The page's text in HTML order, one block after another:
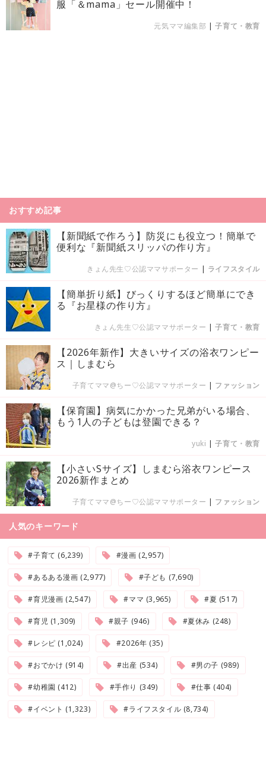
服「＆mama」セール開催中！
元気ママ編集部 |子育て・教育
おすすめ記事
【新聞紙で作ろう】防災にも役立つ！簡単で
便利な『新聞紙スリッパの作り方』
きょん先生♡公認ママサポーター | ライフスタイル
【簡単折り紙】びっくりするほど簡単にでき
る『お星様の作り方』
きょん先生♡公認ママサポーター |子育て・教育
【2026年新作】大きいサイズの浴衣ワンピー
ス｜しまむら
子育てママ@ちー♡公認ママサポーター | ファッション
【保育園】病気にかかった兄弟がいる場合、
もう1人の子どもは登園できる？
yuki |子育て・教育
【小さいSサイズ】しまむら浴衣ワンピース
2026新作まとめ
子育てママ@ちー♡公認ママサポーター | ファッション
人気のキーワード
#子育て (6,239) #漫画 (2,957)
#あるある漫画 (2,977) #子ども (7,690)
#育児漫画 (2,547) #ママ (3,965) #夏 (517)
#育児 (1,309) #親子 (946) #夏休み (248)
#レシピ (1,024) #2026年 (35)
#おでかけ (914) #出産 (534) #男の子 (989)
#幼稚園 (412) #手作り (349) #仕事 (404)
#イベント (1,323) #ライフスタイル (8,734)